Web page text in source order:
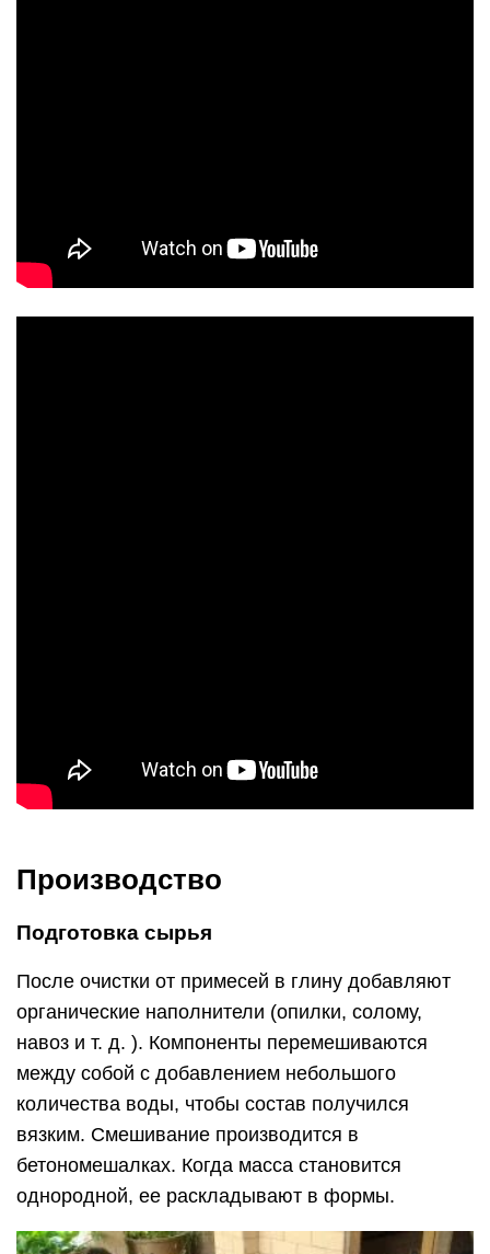
Производство
Подготовка сырья
После очистки от примесей в глину добавляют
органические наполнители (опилки, солому,
навоз и т. д. ). Компоненты перемешиваются
между собой с добавлением небольшого
количества воды, чтобы состав получился
вязким. Смешивание производится в
бетономешалках. Когда масса становится
однородной, ее раскладывают в формы.